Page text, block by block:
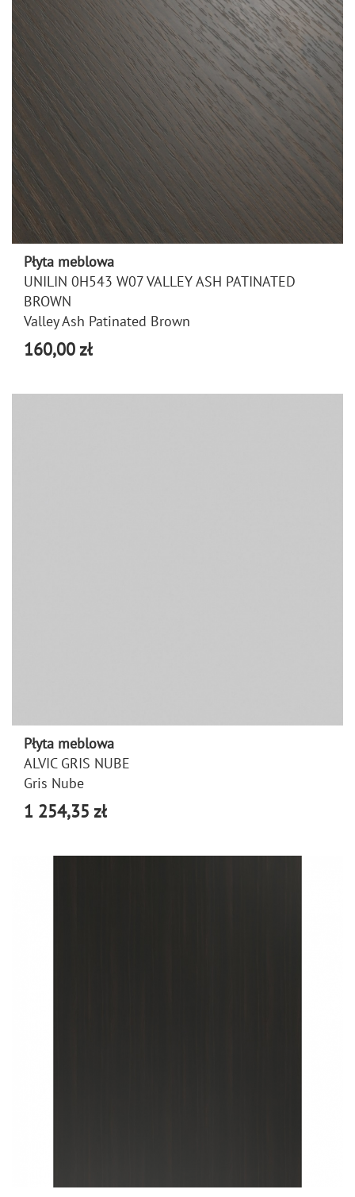
Płyta meblowa
UNILIN 0H543 W07 VALLEY ASH PATINATED
BROWN
Valley Ash Patinated Brown
160,00 zł
Płyta meblowa
ALVIC GRIS NUBE
Gris Nube
1 254,35 zł